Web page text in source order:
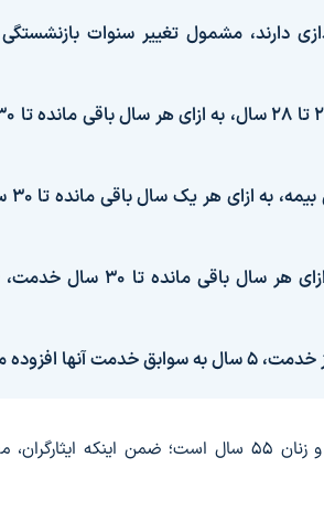
همچنین حداکثر سن بازنشستگی برای مردان ۶۲ و زنان ۵۵